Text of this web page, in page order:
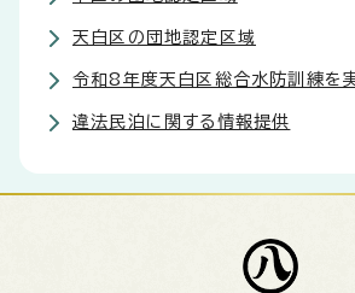
天白区の団地認定区域
令和8年度天白区総合水防訓練を実
違法民泊に関する情報提供